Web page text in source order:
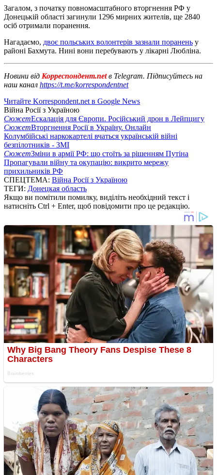
Загалом, з початку повномасштабного вторгнення РФ у
Донецькій області загинули 1296 мирних жителів, ще 2840
осіб отримали поранення.
Нагадаємо, двоє польських волонтерів зазнали поранень у
районі Бахмута. Нині вони перебувають у лікарні Любліна.
Новини від Корреспондент.netв Telegram. Підписуйтесь на
наш канал https://t.me/korrespondentnet
Читайте Korrespondent.net в Google News
Війна Росії з Україною
СюжетЕскалація для Європи. Російський дрон в Лейпцигу
СюжетВторгнення Росії в Україну. Онлайн
Колумбійські наркокартелі вчаться українській війні
безпілотників - ЗМІ
СюжетЗміни в армії РФ: що стоїть за рішенням Путіна
Пропагували війну та окупацію: викрито мережу
прихильників РФ
СПЕЦТЕМА: Війна Росії з Україною
ТЕГИ: Донецкая область
Якщо ви помітили помилку, виділіть необхідний текст і
натисніть Ctrl + Enter, щоб повідомити про це редакцію.